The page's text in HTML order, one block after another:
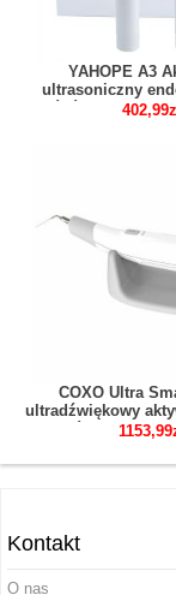
YAHOPE A3
ultrasoniczny
końcówka
COXO Ultra
ultradźwiękowy
kanałów
Kontakt
O nas